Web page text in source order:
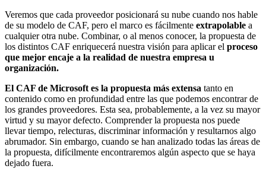
Veremos que cada proveedor posicionará su nube cuando nos hable
de su modelo de CAF, pero el marco es fácilmente extrapolable a
cualquier otra nube. Combinar, o al menos conocer, la propuesta de
los distintos CAF enriquecerá nuestra visión para aplicar el proceso
que mejor encaje a la realidad de nuestra empresa u
organización.
El CAF de Microsoft es la propuesta más extensa tanto en
contenido como en profundidad entre las que podemos encontrar de
los grandes proveedores. Esta sea, probablemente, a la vez su mayor
virtud y su mayor defecto. Comprender la propuesta nos puede
llevar tiempo, relecturas, discriminar información y resultarnos algo
abrumador. Sin embargo, cuando se han analizado todas las áreas de
la propuesta, difícilmente encontraremos algún aspecto que se haya
dejado fuera.